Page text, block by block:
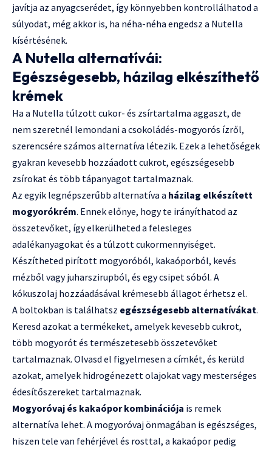
javítja az anyagcserédet, így könnyebben kontrollálhatod a
súlyodat, még akkor is, ha néha-néha engedsz a Nutella
kísértésének.
A Nutella alternatívái:
Egészségesebb, házilag elkészíthető
krémek
Ha a Nutella túlzott cukor- és zsírtartalma aggaszt, de
nem szeretnél lemondani a csokoládés-mogyorós ízről,
szerencsére számos alternatíva létezik. Ezek a lehetőségek
gyakran kevesebb hozzáadott cukrot, egészségesebb
zsírokat és több tápanyagot tartalmaznak.
Az egyik legnépszerűbb alternatíva a házilag elkészített
mogyorókrém. Ennek előnye, hogy te irányíthatod az
összetevőket, így elkerülheted a felesleges
adalékanyagokat és a túlzott cukormennyiséget.
Készítheted pirított mogyoróból, kakaóporból, kevés
mézből vagy juharszirupból, és egy csipet sóból. A
kókuszolaj hozzáadásával krémesebb állagot érhetsz el.
A boltokban is találhatsz egészségesebb alternatívákat.
Keresd azokat a termékeket, amelyek kevesebb cukrot,
több mogyorót és természetesebb összetevőket
tartalmaznak. Olvasd el figyelmesen a címkét, és kerüld
azokat, amelyek hidrogénezett olajokat vagy mesterséges
édesítőszereket tartalmaznak.
Mogyoróvaj és kakaópor kombinációja is remek
alternatíva lehet. A mogyoróvaj önmagában is egészséges,
hiszen tele van fehérjével és rosttal, a kakaópor pedig